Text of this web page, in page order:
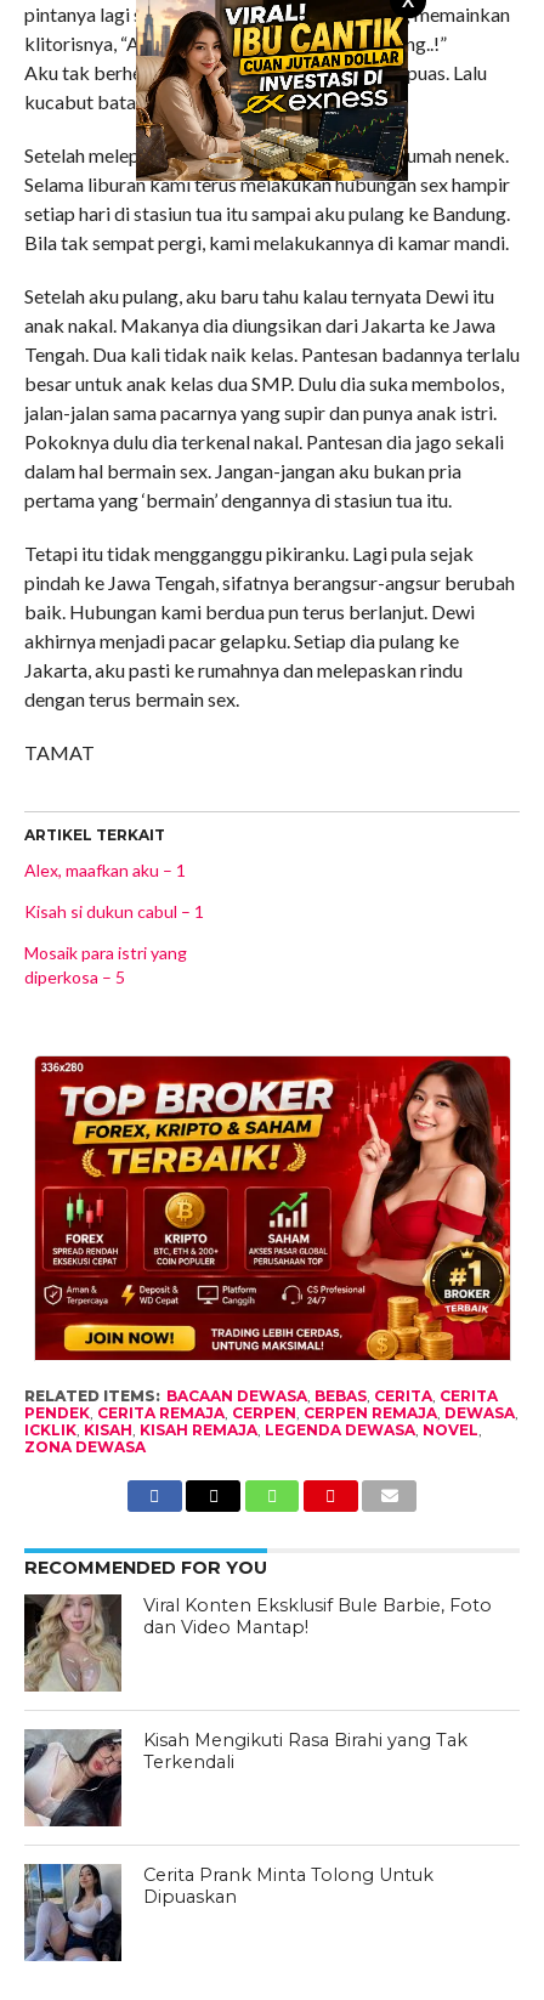
pintanya lagi sambil memegang tanganku yang memainkan
klitorisnya, “Abis enak banget, mainin terus dong..!”
Aku tak berhenti memainkannya sampai Dewi puas. Lalu
kucabut batangku yang mulai menyusut lagi.
Setelah melepas lelah, kami berdua pulang ke rumah nenek.
Selama liburan kami terus melakukan hubungan sex hampir
setiap hari di stasiun tua itu sampai aku pulang ke Bandung.
Bila tak sempat pergi, kami melakukannya di kamar mandi.
Setelah aku pulang, aku baru tahu kalau ternyata Dewi itu
anak nakal. Makanya dia diungsikan dari Jakarta ke Jawa
Tengah. Dua kali tidak naik kelas. Pantesan badannya terlalu
besar untuk anak kelas dua SMP. Dulu dia suka membolos,
jalan-jalan sama pacarnya yang supir dan punya anak istri.
Pokoknya dulu dia terkenal nakal. Pantesan dia jago sekali
dalam hal bermain sex. Jangan-jangan aku bukan pria
pertama yang ‘bermain’ dengannya di stasiun tua itu.
Tetapi itu tidak mengganggu pikiranku. Lagi pula sejak
pindah ke Jawa Tengah, sifatnya berangsur-angsur berubah
baik. Hubungan kami berdua pun terus berlanjut. Dewi
akhirnya menjadi pacar gelapku. Setiap dia pulang ke
Jakarta, aku pasti ke rumahnya dan melepaskan rindu
dengan terus bermain sex.
TAMAT
ARTIKEL TERKAIT
Alex, maafkan aku – 1
Kisah si dukun cabul – 1
Mosaik para istri yang
diperkosa – 5
RELATED ITEMS: BACAAN DEWASA, BEBAS, CERITA, CERITA
PENDEK, CERITA REMAJA, CERPEN, CERPEN REMAJA, DEWASA,
ICKLIK, KISAH, KISAH REMAJA, LEGENDA DEWASA, NOVEL,
ZONA DEWASA
RECOMMENDED FOR YOU
Viral Konten Eksklusif Bule Barbie, Foto
dan Video Mantap!
Kisah Mengikuti Rasa Birahi yang Tak
Terkendali
Cerita Prank Minta Tolong Untuk
Dipuaskan